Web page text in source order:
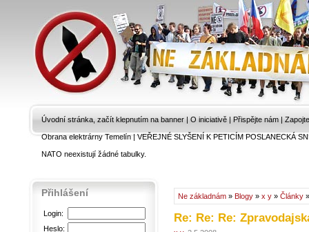
Úvodní stránka, začít klepnutím na banner | O iniciativě | Přispějte nám |
Obrana elektrárny Temelín|VEŘEJNÉ SLYŠENÍ K PETICÍM POSLANECKÁ
NATO neexistují žádné tabulky.
Ne základnám » Blogy » x y » Články
Re: Re: Re:
Přihlášení
Login:
Heslo: